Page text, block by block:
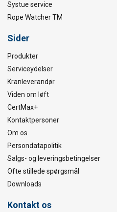
Systue service
Rope Watcher TM
Sider
Produkter
Serviceydelser
Kranleverandør
Viden om løft
CertMax+
Kontaktpersoner
Om os
Persondatapolitik
Salgs- og leveringsbetingelser
Ofte stillede spørgsmål
Downloads
Kontakt os